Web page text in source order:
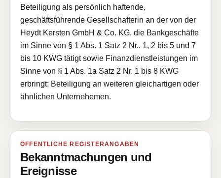
Beteiligung als persönlich haftende,
geschäftsführende Gesellschafterin an der von der
Heydt Kersten GmbH & Co. KG, die Bankgeschäfte
im Sinne von § 1 Abs. 1 Satz 2 Nr.. 1, 2 bis 5 und 7
bis 10 KWG tätigt sowie Finanzdienstleistungen im
Sinne von § 1 Abs. 1a Satz 2 Nr. 1 bis 8 KWG
erbringt; Beteiligung an weiteren gleichartigen oder
ähnlichen Unternehemen.
ÖFFENTLICHE REGISTERANGABEN
Bekanntmachungen und
Ereignisse